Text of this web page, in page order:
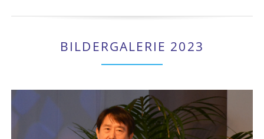
BILDERGALERIE 2023